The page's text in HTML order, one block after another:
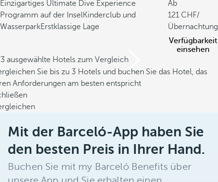
Einzigartiges Ultimate Dive Experience
Programm auf der InselKinderclub und
WasserparkErstklassige Lage
Ab
121
/
Übernachtung
Verfügbarkeit
einsehen
ausgewählte Hotels zum Vergleich
Sie bis zu 3 Hotels und buchen Sie das Hotel, das
Anforderungen am besten entspricht
Mit der Barceló-App haben Sie
den besten Preis in Ihrer Hand.
Buchen Sie mit my Barceló Benefits über